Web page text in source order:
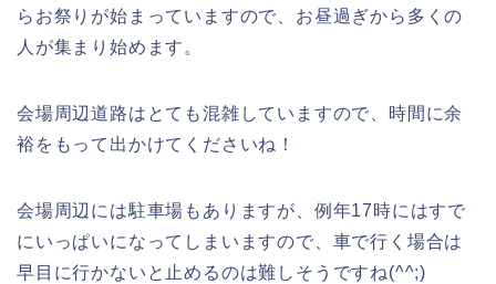
らお祭りが始まっていますので、お昼過ぎから多くの
人が集まり始めます。
会場周辺道路はとても混雑していますので、時間に余
裕をもって出かけてくださいね！
会場周辺には駐車場もありますが、例年17時にはすで
にいっぱいになってしまいますので、車で行く場合は
早目に行かないと止めるのは難しそうですね(^^;)